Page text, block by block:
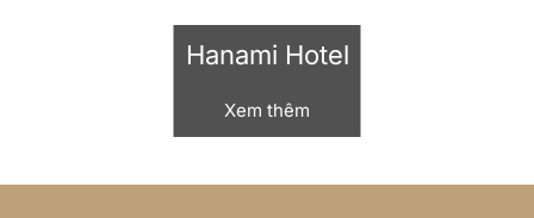
Hanami Hotel
Xem thêm